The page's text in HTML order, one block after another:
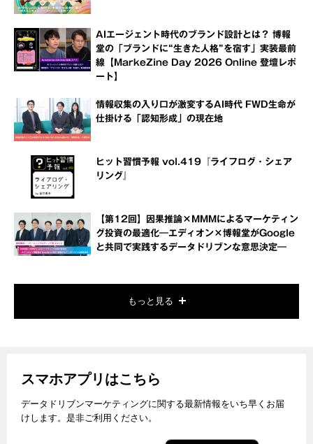
AIエージェント時代のブランド設計とは？ 博報
堂の「ブランドに“生きた人格”を宿す」実装最前
線【MarkeZine Day 2026 Online 登壇レポ
ート】
情報収集の入り口が激変するAI時代 FWD生命が
仕掛ける「認知形成」の現在地
ヒット習慣予報 vol.419『ライフログ・シェア
リング』
【第12回】因果推論×MMMによるマーケティン
グ投資の最適化―エディオン×博報堂がGoogle
と共同で実践するデータドリブンな意思決定―
もっと見る
スマホアプリはこちら
データドリブンマーケティングに関する最新情報をいち早くお届
けします。是非ご利用ください。